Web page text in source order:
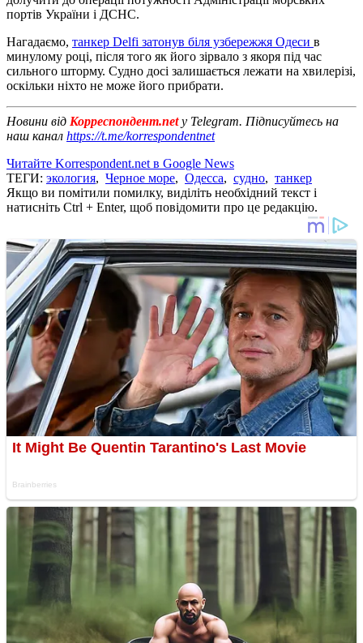
портів України і ДСНС.
Нагадаємо, танкер Delfi затонув біля узбережжя Одеси в
минулому році, після того як його зірвало з якоря під час
сильного шторму. Судно досі залишається лежати на хвилерізі,
оскільки ніхто не може його прибрати.
Новини від Корреспондент.netу Telegram. Підписуйтесь на
наш канал https://t.me/korrespondentnet
Читайте Korrespondent.net в Google News
ТЕГИ: экология, Черное море, Одесса, судно, танкер
Якщо ви помітили помилку, виділіть необхідний текст і
натисніть Ctrl + Enter, щоб повідомити про це редакцію.